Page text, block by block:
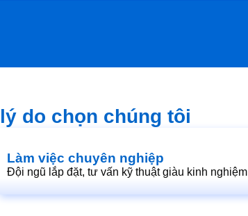
lý do chọn chúng tôi
Làm việc chuyên nghiệp
Đội ngũ lắp đặt, tư vấn kỹ thuật giàu kinh nghiệm